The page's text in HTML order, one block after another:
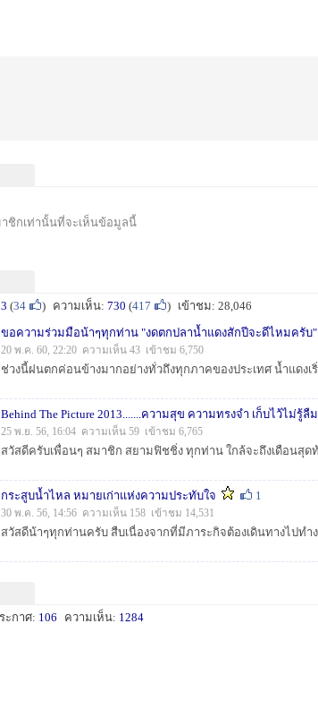
าชิกเท่านั้นที่จะเห็นข้อมูลนี้
3 (34 ) ความเห็น: 730 (417 ) เข้าชม: 28,046
ขอความร่วมมือน้าๆทุกท่าน "งดตกปลาน้ำแดงสักปีจะดีไหมครับ"
20 พ.ค. 60, 22:20 ความเห็น 43 เข้าชม 6,750
Behind The Picture 2013.......ความสุข ความทรงจำ เก็บไว้ไม่รู้ลืม
25 พ.ย. 56, 16:04 ความเห็น 59 เข้าชม 6,765
กระสูบน้ำไหล หมายเก่าแห่งความประทับใจ 1
30 พ.ค. 56, 14:56 ความเห็น 158 เข้าชม 14,531
ะกาศ: 106 ความเห็น: 1284